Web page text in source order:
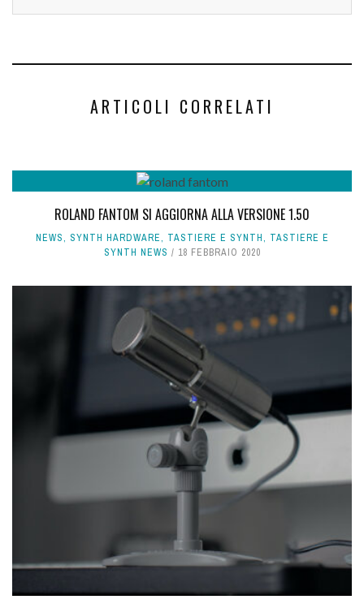
ARTICOLI CORRELATI
ROLAND FANTOM SI AGGIORNA ALLA VERSIONE 1.50
NEWS, SYNTH HARDWARE, TASTIERE E SYNTH, TASTIERE E
SYNTH NEWS
18 FEBBRAIO 2020